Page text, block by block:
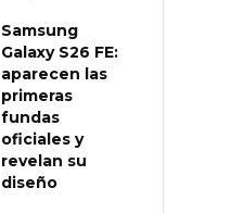
Samsung
Galaxy S26 FE:
aparecen las
primeras
fundas
oficiales y
revelan su
diseño